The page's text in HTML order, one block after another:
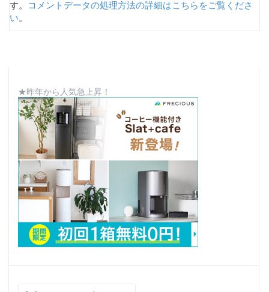
す。
コメントデータの処理方法の詳細はこちらをご覧くださ
い。
★昨年から人気急上昇！